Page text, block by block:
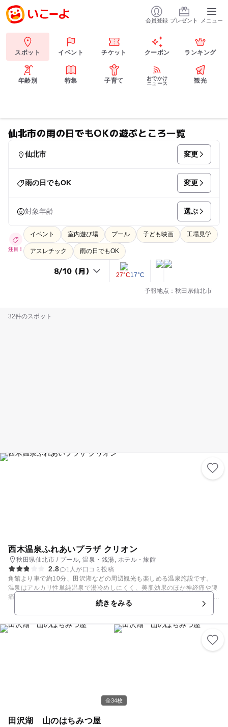
会員登録 プレゼント メニュー
スポット イベント チケット クーポン ランキング
年齢別 特集 子育て
おでかけ
ニュース
観光
仙北市の雨の日でもOKの遊ぶところ一覧
仙北市 変更
雨の日でもOK 変更
対象年齢 選ぶ
注目！
イベント 室内遊び場 プール 子ども映画 工場見学
アスレチック 雨の日でもOK
27°C17°C
予報地点：秋田県仙北市
32件のスポット
西木温泉ふれあいプラザ クリオン
秋田県仙北市 / プール, 温泉・銭湯, ホテル・旅館
2.8
1人が口コミ投稿
角館より車で約10分、田沢湖などの周辺観光も楽しめる温泉施設です。
温泉はアルカリ性単純温泉で湯冷めしにくく、美肌効果のほか神経痛や腰
痛にも効能があり、飲泉も可能となっています。 サウナ付き大浴場には気
泡浴や圧力浴、打たせ湯あり、体の芯までポカポカに温まりますよ。入浴
後は広い休憩所を無料で利用できるのがうれしいですね。レストランに
は、平日限定ワンコインランチがあり、地元食材を使ったお料理や各種定
食など、季節の食事が楽しめます。ゆっくり過ごせる宿泊プランや、カラ
オケ付の日帰りプラン、個室休憩プランなど、さまざまなプランが用意さ
続きをみる
全34枚
田沢湖 山のはちみつ屋